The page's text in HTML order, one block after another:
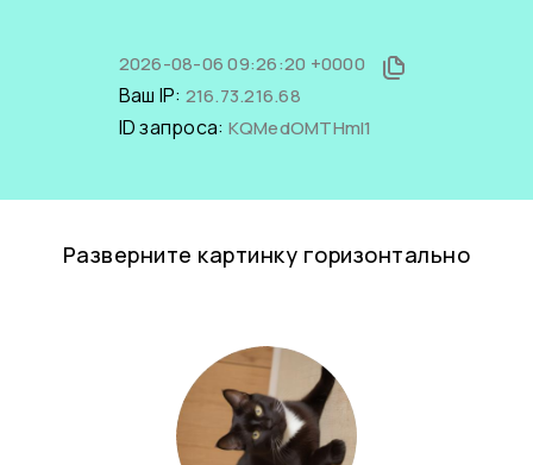
2026-08-06 09:26:20 +0000
Ваш IP: 216.73.216.68
ID запроса: KQMedOMTHmI1
Разверните картинку горизонтально